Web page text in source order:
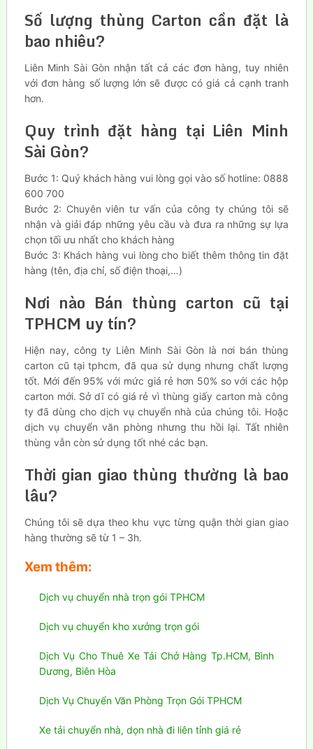
Số lượng thùng Carton cần đặt là
bao nhiêu?
Liên Minh Sài Gòn nhận tất cả các đơn hàng, tuy nhiên
với đơn hàng số lượng lớn sẽ được có giá cả cạnh tranh
hơn.
Quy trình đặt hàng tại Liên Minh
Sài Gòn?
Bước 1: Quý khách hàng vui lòng gọi vào số hotline: 0888
600 700
Bước 2: Chuyên viên tư vấn của công ty chúng tôi sẽ
nhận và giải đáp những yêu cầu và đưa ra những sự lựa
chọn tối ưu nhất cho khách hàng
Bước 3: Khách hàng vui lòng cho biết thêm thông tin đặt
hàng (tên, địa chỉ, số điện thoại,…)
Nơi nào Bán thùng carton cũ tại
TPHCM uy tín?
Hiện nay, công ty Liên Minh Sài Gòn là nơi bán thùng
carton cũ tại tphcm, đã qua sử dụng nhưng chất lượng
tốt. Mới đến 95% với mức giá rẻ hơn 50% so với các hộp
carton mới. Sở dĩ có giá rẻ vì thùng giấy carton mà công
ty đã dùng cho dịch vụ chuyển nhà của chúng tôi. Hoặc
dịch vụ chuyển văn phòng nhưng thu hồi lại. Tất nhiên
thùng vẫn còn sử dụng tốt nhé các bạn.
Thời gian giao thùng thường là bao
lâu?
Chúng tôi sẽ dựa theo khu vực từng quận thời gian giao
hàng thường sẽ từ 1 – 3h.
Xem thêm:
Dịch vụ chuyển nhà trọn gói TPHCM
Dịch vụ chuyển kho xưởng trọn gói
Dịch Vụ Cho Thuê Xe Tải Chở Hàng Tp.HCM, Bình
Dương, Biên Hòa
Dịch Vụ Chuyển Văn Phòng Trọn Gói TPHCM
Xe tải chuyển nhà, dọn nhà đi liên tỉnh giá rẻ